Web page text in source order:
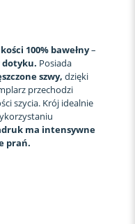
100% bawełny–
dotyku. Posiada
szwy, dzięki
przechodzi
szycia. Krój idealnie
ma intensywne
prań.